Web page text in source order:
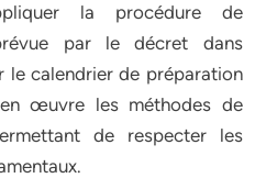
la procédure de
par le décret dans
le calendrier de préparation
œuvre les méthodes de
de respecter les